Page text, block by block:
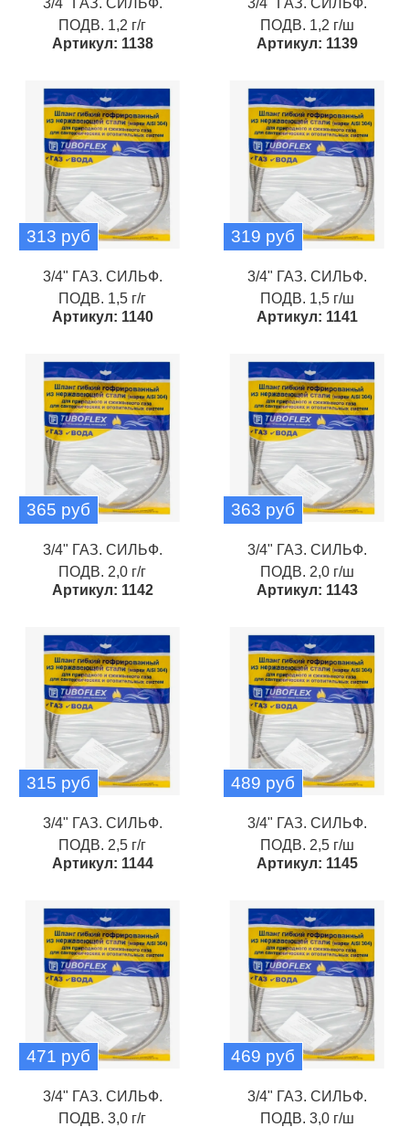
3/4" ГАЗ. СИЛЬФ.
ПОДВ. 1,2 г/г
Артикул: 1138
3/4" ГАЗ. СИЛЬФ.
ПОДВ. 1,2 г/ш
Артикул: 1139
313 руб
3/4" ГАЗ. СИЛЬФ.
ПОДВ. 1,5 г/г
Артикул: 1140
319 руб
3/4" ГАЗ. СИЛЬФ.
ПОДВ. 1,5 г/ш
Артикул: 1141
365 руб
3/4" ГАЗ. СИЛЬФ.
ПОДВ. 2,0 г/г
Артикул: 1142
363 руб
3/4" ГАЗ. СИЛЬФ.
ПОДВ. 2,0 г/ш
Артикул: 1143
315 руб
3/4" ГАЗ. СИЛЬФ.
ПОДВ. 2,5 г/г
Артикул: 1144
489 руб
3/4" ГАЗ. СИЛЬФ.
ПОДВ. 2,5 г/ш
Артикул: 1145
471 руб
3/4" ГАЗ. СИЛЬФ.
ПОДВ. 3,0 г/г
469 руб
3/4" ГАЗ. СИЛЬФ.
ПОДВ. 3,0 г/ш